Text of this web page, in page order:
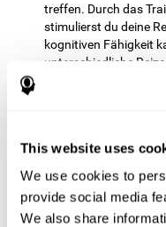
This website uses
We use cookies to
provide social media
We also share
treffen. Durch das
stimulierst du deine
kognitiven Fähigkeit
unterschiedliche
dann wichtig, wenn
du ihn festhalten
erfolgreich
suchen. Dadurch
und gestärkt. Wenn
verbesserst, kann dir